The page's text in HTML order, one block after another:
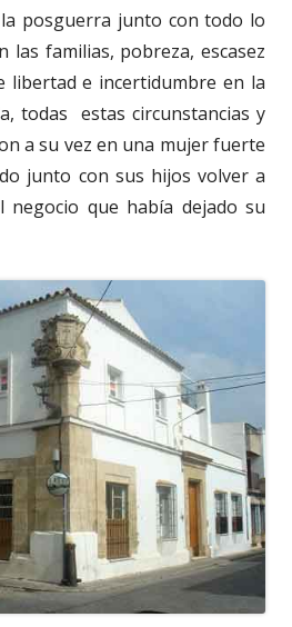
posguerra junto con todo lo
las familias, pobreza, escasez
libertad e incertidumbre en la
todas estas circunstancias y
a su vez en una mujer fuerte
junto con sus hijos volver a
negocio que había dejado su